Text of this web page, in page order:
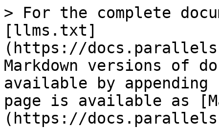
> For the complete
[llms.txt]
(https://
Markdown versions of
available by
page is available as
(https://